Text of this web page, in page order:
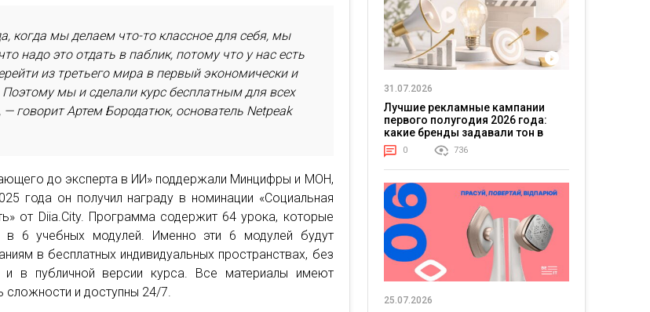
когда мы делаем что-то классное для себя, мы
надо это отдать в паблик, потому что у нас есть
из третьего мира в первый экономически и
мы и сделали курс бесплатным для всех
— говорит Артем Бородатюк, основатель Netpeak
до эксперта в ИИ» поддержали Минцифры и МОН,
года он получил награду в номинации «Социальная
от Diia.City. Программа содержит 64 урока, которые
в 6 учебных модулей. Именно эти 6 модулей будут
в бесплатных индивидуальных пространствах, без
и в публичной версии курса. Все материалы имеют
сложности и доступны 24/7.
31.07.2026
Лучшие рекламные кампании
первого полугодия 2026 года:
какие бренды задавали тон в
отрасли
0 736
25.07.2026